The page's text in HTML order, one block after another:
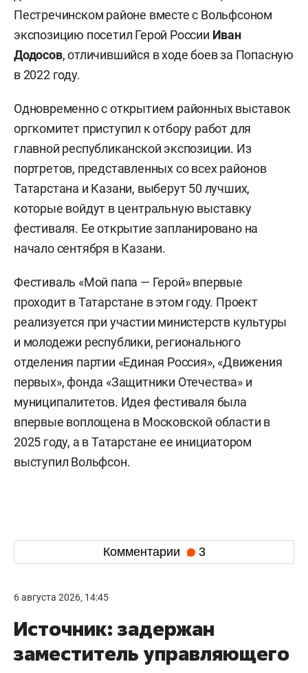
Пестречинском районе вместе с Вольфсоном
экспозицию посетил Герой России Иван
Додосов, отличившийся в ходе боев за Попасную
в 2022 году.
Одновременно с открытием районных выставок
оргкомитет приступил к отбору работ для
главной республиканской экспозиции. Из
портретов, представленных со всех районов
Татарстана и Казани, выберут 50 лучших,
которые войдут в центральную выставку
фестиваля. Ее открытие запланировано на
начало сентября в Казани.
Фестиваль «Мой папа — Герой» впервые
проходит в Татарстане в этом году. Проект
реализуется при участии министерств культуры
и молодежи республики, регионального
отделения партии «Единая Россия», «Движения
первых», фонда «Защитники Отечества» и
муниципалитетов. Идея фестиваля была
впервые воплощена в Московской области в
2025 году, а в Татарстане ее инициатором
выступил Вольфсон.
Комментарии 3
6 августа 2026, 14:45
Источник: задержан
заместитель управляющего